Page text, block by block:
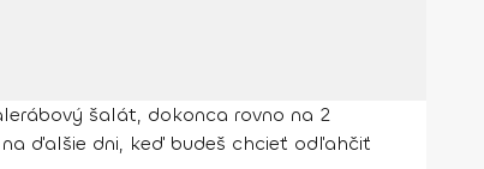
šalát, dokonca rovno na 2
ďalšie dni, keď budeš chcieť odľahčiť